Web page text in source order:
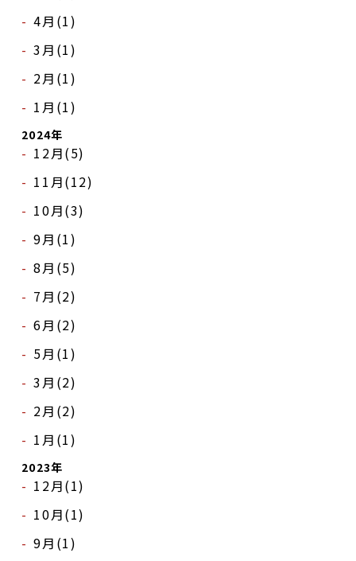
4月(1)
3月(1)
2月(1)
1月(1)
2024年
12月(5)
11月(12)
10月(3)
9月(1)
8月(5)
7月(2)
6月(2)
5月(1)
3月(2)
2月(2)
1月(1)
2023年
12月(1)
10月(1)
9月(1)